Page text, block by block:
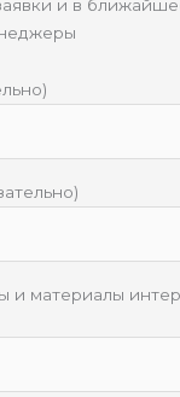
и в
и материалы